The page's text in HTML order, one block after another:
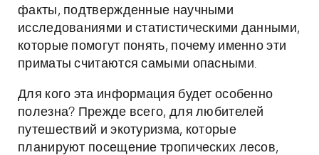
факты, подтвержденные научными
исследованиями и статистическими данными,
которые помогут понять, почему именно эти
приматы считаются самыми опасными.
Для кого эта информация будет особенно
полезна? Прежде всего, для любителей
путешествий и экотуризма, которые
планируют посещение тропических лесов,